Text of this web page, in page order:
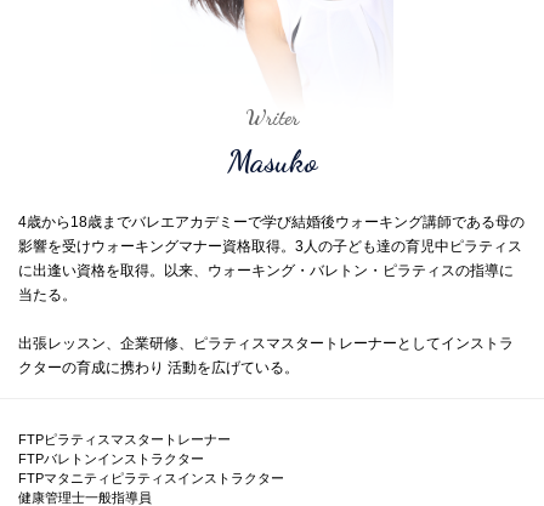
Writer
Masuko
4歳から18歳までバレエアカデミーで学び結婚後ウォーキング講師である母の
影響を受けウォーキングマナー資格取得。3人の子ども達の育児中ピラティス
に出逢い資格を取得。以来、ウォーキング・バレトン・ピラティスの指導に
当たる。
出張レッスン、企業研修、ピラティスマスタートレーナーとしてインストラ
クターの育成に携わり 活動を広げている。
FTPピラティスマスタートレーナー
FTPバレトンインストラクター
FTPマタニティピラティスインストラクター
健康管理士一般指導員